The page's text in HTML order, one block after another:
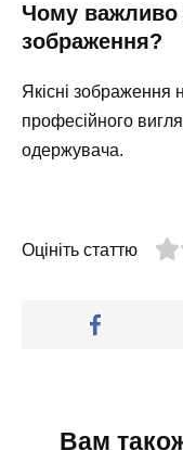
Чому важливо
зображення?
Якісні
професійного
одержувача.
Оцініть статтю
Вам